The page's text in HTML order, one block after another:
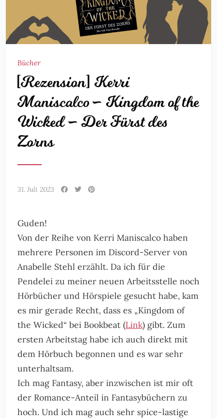
Bücher
[Rezension] Kerri
Maniscalco – Kingdom of the
Wicked – Der Fürst des
Zorns
31. Juli 2023
Guden!
Von der Reihe von Kerri Maniscalco haben
mehrere Personen im Discord-Server von
Anabelle Stehl erzählt. Da ich für die
Pendelei zu meiner neuen Arbeitsstelle noch
Hörbücher und Hörspiele gesucht habe, kam
es mir gerade Recht, dass es „Kingdom of
the Wicked“ bei Bookbeat (Link) gibt. Zum
ersten Arbeitstag habe ich auch direkt mit
dem Hörbuch begonnen und es war sehr
unterhaltsam.
Ich mag Fantasy, aber inzwischen ist mir oft
der Romance-Anteil in Fantasybüchern zu
hoch. Und ich mag auch sehr spice-lastige